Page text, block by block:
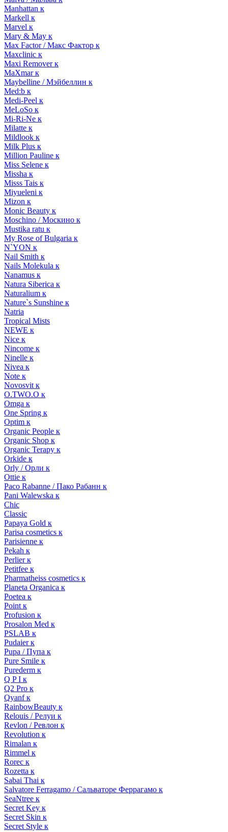
Manhattan к
Markell к
Marvel к
Mary & May к
Max Factor / Макс Фактор к
Maxclinic к
Maxi Remover к
MaXmar к
Maybelline / Мэйбеллин к
Med:b к
Medi-Peel к
MeLoSo к
Mi-Ri-Ne к
Milatte к
Mildlook к
Milk Plus к
Million Pauline к
Miss Selene к
Missha к
Misss Tais к
Miyueleni к
Mizon к
Monic Beauty к
Moschino / Москино к
Mustika ratu к
My Rose of Bulgaria к
N`YON к
Nail Smith к
Nails Molekula к
Nanamus к
Natura Siberica к
Naturalium к
Nature`s Sunshine к
Natria
Tropical Mists
NEWE к
Nice к
Nincome к
Ninelle к
Nivea к
Note к
Novosvit к
O.TWO.O к
Omga к
One Spring к
Optim к
Organic People к
Organic Shop к
Organic Terapy к
Orkide к
Orly / Орли к
Ottie к
Paco Rabanne / Пако Рабанн к
Pani Walewska к
Chic
Classic
Papaya Gold к
Parisa cosmetics к
Parisienne к
Pekah к
Perlier к
Petitfee к
Pharmatheiss cosmetics к
Planeta Organica к
Poetea к
Point к
Profusion к
Prosalon Med к
PSLAB к
Pudaier к
Pupa / Пупа к
Pure Smile к
Purederm к
Q P I к
Q2 Pro к
Qyanf к
RainbowBeauty к
Relouis / Релуи к
Revlon / Ревлон к
Revolution к
Rimalan к
Rimmel к
Rorec к
Rozetta к
Sabai Thai к
Salvatore Ferragamo / Сальваторе Феррагамо к
SeaNtree к
Secret Key к
Secret Skin к
Secret Style к